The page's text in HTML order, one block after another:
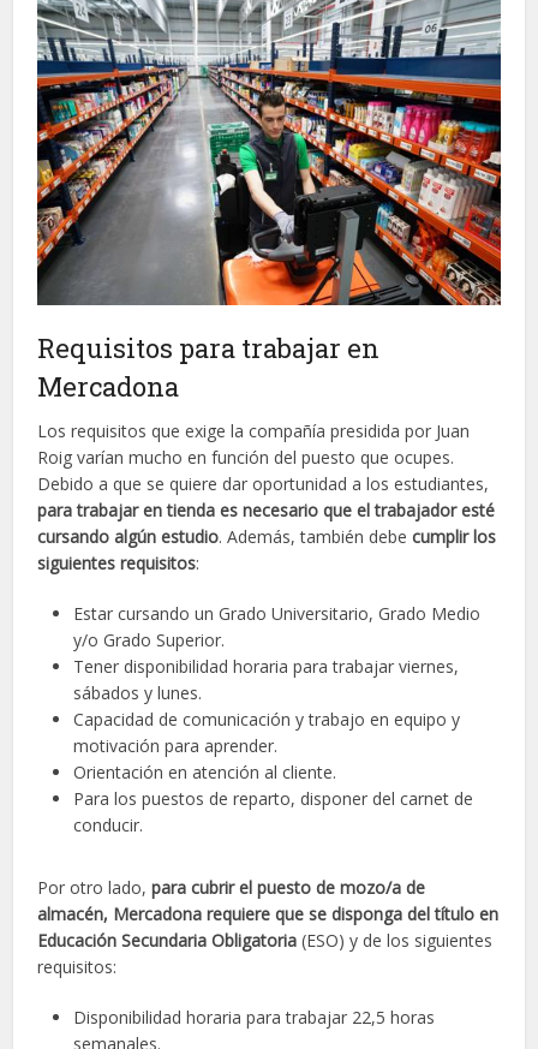
Requisitos para trabajar en
Mercadona
Los requisitos que exige la compañía presidida por Juan
Roig varían mucho en función del puesto que ocupes.
Debido a que se quiere dar oportunidad a los estudiantes,
para trabajar en tienda es necesario que el trabajador esté
cursando algún estudio. Además, también debecumplir los
siguientes requisitos:
Estar cursando un Grado Universitario, Grado Medio
y/o Grado Superior.
Tener disponibilidad horaria para trabajar viernes,
sábados y lunes.
Capacidad de comunicación y trabajo en equipo y
motivación para aprender.
Orientación en atención al cliente.
Para los puestos de reparto, disponer del carnet de
conducir.
Por otro lado,para cubrir el puesto de mozo/a de
almacén, Mercadona requiere que se disponga del título en
Educación Secundaria Obligatoria (ESO) y de los siguientes
requisitos:
Disponibilidad horaria para trabajar 22,5 horas
semanales.